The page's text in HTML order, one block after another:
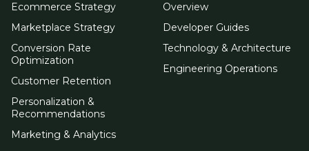
Ecommerce Strategy
Marketplace Strategy
Conversion Rate
Optimization
Customer Retention
Personalization &
Recommendations
Marketing & Analytics
Overview
Developer Guides
Technology & Architecture
Engineering Operations